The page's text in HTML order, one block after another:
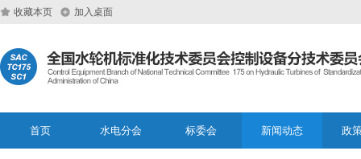
收藏本页 加入桌面
首页 水电分会 标委会 新闻动态 政